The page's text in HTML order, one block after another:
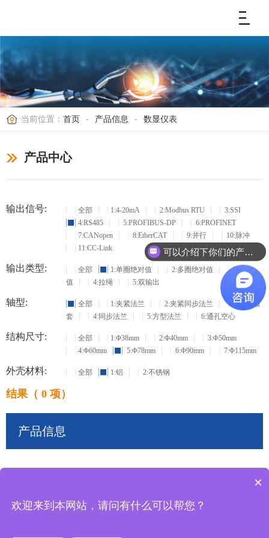
当前位置： 首页 - 产品信息 - 数显仪表
产品中心
输出信号: 全部 1:4-20mA 2:Modbus RTU
3:SSI
4:RS485
5:PROFIBUS-DP
6:PROFINET
7:CANopen
8:EtherCAT 9:并行
10:脉冲
11:CC-Link
输出类型: 全部 1:单圈绝对值 2:多圈绝对值
3:增量
值
4:拉绳 5:双输出
轴型: 全部 1:夹紧法兰 2:夹紧同步法兰
3:盲孔轴
套
4:同步法兰 5:方型法兰 6:通孔空心
结构尺寸: 全部 1:Φ38mm 2:Φ40mm
3:Φ50mm
4:Φ60mm
5:Φ78mm 6:Φ90mm 7:Φ115mm
外壳材料: 全部 1:铝 2:不锈钢
结果（ 0 项）
产品信息
可以介绍下你们的产品么？
×
欢迎来到本网站，请问有什么可以帮您？